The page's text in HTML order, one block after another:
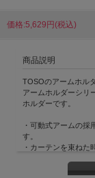
価格:5,629円(税込)
商品説明
TOSOのアームホル
アームホルダーシリ
ホルダーです。
・可動式アームの採
す。
・カーテンを束ね